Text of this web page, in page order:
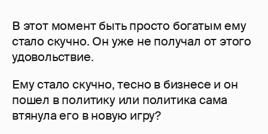
В этот момент быть просто богатым ему
стало скучно. Он уже не получал от этого
удовольствие.
Ему стало скучно, тесно в бизнесе и он
пошел в политику или политика сама
втянула его в новую игру?